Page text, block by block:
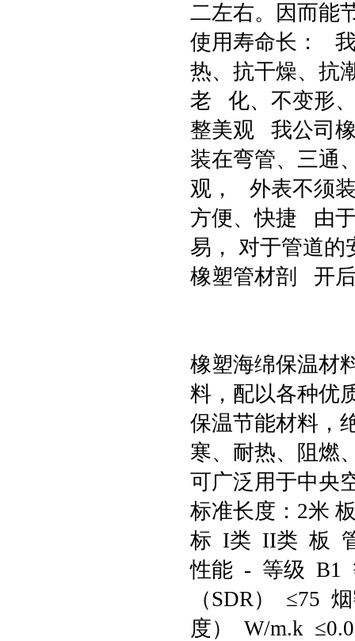
二左右。因而能
使用寿命长：
热、抗干燥、抗
老 化、不变形
整美观 我公司
装在弯管、三通
观， 外表不须
方便、快捷 由
易， 对于管道的
橡塑管材剖 开
橡塑海绵保温材
料，配以各种优
保温节能材料，
寒、耐热、阻燃
可广泛用于中央
标准长度：2米
标 I类 II类 板
性能 - 等级 B1
（SDR） ≤75
度） W/m.k